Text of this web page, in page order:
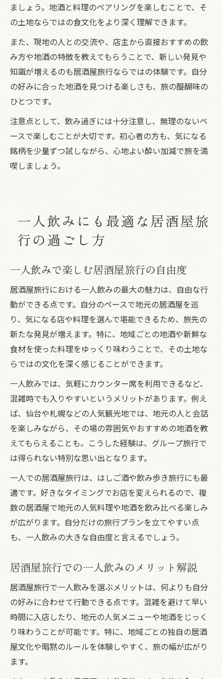
ましょう。地酒と料理のペアリングを楽しむことで、そ
の土地ならではの食文化をより深く理解できます。
また、現地の人との交流や、店主から直接おすすめの飲
み方や地酒の特徴を教えてもらうことで、新しい発見や
知識が増えるのも居酒屋旅行ならではの体験です。自分
の好みに合った地酒を見つける楽しさも、旅の醍醐味の
ひとつです。
注意点として、飲み過ぎには十分注意し、無理のないペ
ースで楽しむことが大切です。初心者の方も、気になる
銘柄を少量ずつ試しながら、心地よい酔い加減で旅を満
喫しましょう。
一人飲みにも最適な居酒屋旅
行の過ごし方
一人飲みで楽しむ居酒屋旅行の自由度
居酒屋旅行における一人飲みの最大の魅力は、自由な行
動ができる点です。自分のペースで地元の居酒屋を巡
り、気になる店や料理を選んで堪能できるため、旅先の
新たな発見が増えます。特に、地域ごとの地酒や新鮮な
食材を使った料理をゆっくり味わうことで、その土地な
らではの文化を深く感じることができます。
一人飲みでは、気軽にカウンター席を利用できるなど、
混雑時でも入りやすいというメリットがあります。例え
ば、仙台や札幌などの人気観光地では、地元の人と会話
を楽しみながら、その場の雰囲気やおすすめの地酒を教
えてもらえることも。こうした経験は、グループ旅行で
は得られない特別な思い出となります。
一人での居酒屋旅行は、はしご酒や飲み歩き旅行にも最
適です。好きなタイミングでお店を変えられるので、複
数の居酒屋で地元の人気料理や地酒を飲み比べる楽しみ
が広がります。自分だけの旅行プランを立てやすい点
も、一人飲みの大きな自由度と言えるでしょう。
居酒屋旅行での一人飲みのメリット解説
居酒屋旅行で一人飲みを選ぶメリットは、何よりも自分
の好みに合わせて行動できる点です。混雑を避けて早い
時間に入店したり、地元の人気メニューや地酒をじっく
り味わうことが可能です。特に、地域ごとの独自の居酒
屋文化や暗黙のルールを体験しやすく、旅の幅が広がり
ます。